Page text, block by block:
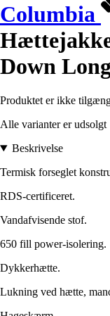
Columbia
Down Long
Produktet er ikke
Alle varianter er udsolgt
Beskrivelse
Termisk forseglet
RDS-certificeret.
Vandafvisende stof.
650 fill power-isolering.
Dykkerhætte.
Lukning ved hætte,